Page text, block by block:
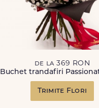
de la 369 RON
Buchet trandafiri
Trimite Flori